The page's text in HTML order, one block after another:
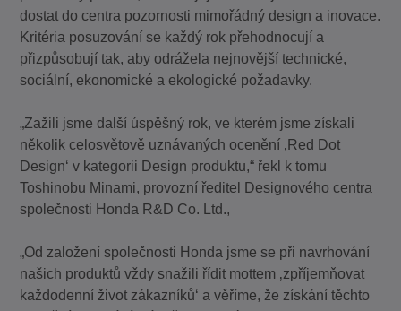
dostat do centra pozornosti mimořádný design a inovace.
Kritéria posuzování se každý rok přehodnocují a
přizpůsobují tak, aby odrážela nejnovější technické,
sociální, ekonomické a ekologické požadavky.
„Zažili jsme další úspěšný rok, ve kterém jsme získali
několik celosvětově uznávaných ocenění ‚Red Dot
Design‘ v kategorii Design produktu,“ řekl k tomu
Toshinobu Minami, provozní ředitel Designového centra
společnosti Honda R&D Co. Ltd.,
„Od založení společnosti Honda jsme se při navrhování
našich produktů vždy snažili řídit mottem ‚zpříjemňovat
každodenní život zákazníků‘ a věříme, že získání těchto